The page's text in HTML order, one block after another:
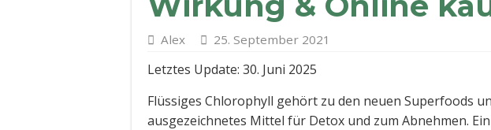
Alex 25. September 2021
Letztes Update: 30. Juni 2025
Flüssiges Chlorophyll gehört zu den neuen Superfoods
ausgezeichnetes Mittel für Detox und zum Abnehmen.